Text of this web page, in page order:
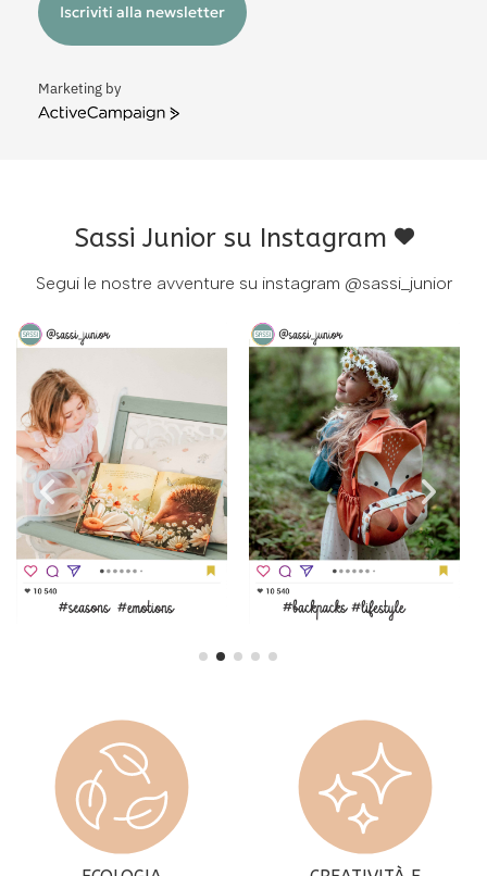
Iscriviti alla newsletter
Marketing by
ActiveCampaign
Sassi Junior su Instagram
Segui le nostre avventure su instagram @sassi_junior